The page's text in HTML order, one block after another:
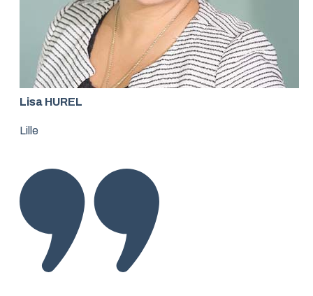
Lisa HUREL
Lille